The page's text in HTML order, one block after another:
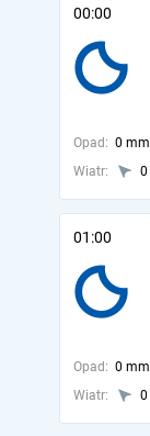
00:00
Opad: 0 mm
Wiatr:
01:00
Opad: 0 mm
Wiatr: